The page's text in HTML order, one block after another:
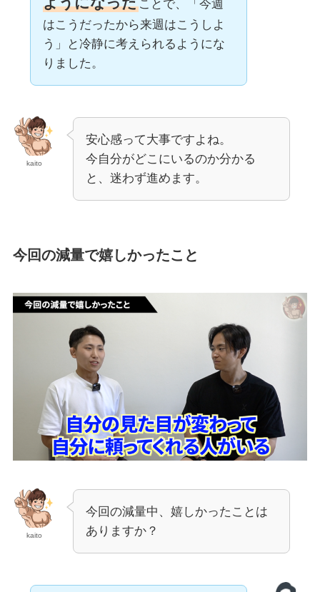
ことで、「今週
はこうだったから来週はこうしよ
う」と冷静に考えられるようにな
りました。
kaito
安心感って大事ですよね。
今自分がどこにいるのか分かる
と、迷わず進めます。
今回の減量で嬉しかったこと
kaito
今回の減量中、嬉しかったことは
ありますか？